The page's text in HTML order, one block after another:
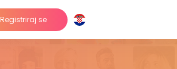
Registriraj se